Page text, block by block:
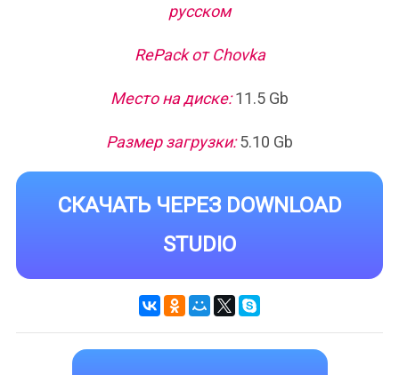
русском
RePack от Chovka
Место на диске:11.5 Gb
Размер загрузки:5.10 Gb
СКАЧАТЬ ЧЕРЕЗ DOWNLOAD
STUDIO